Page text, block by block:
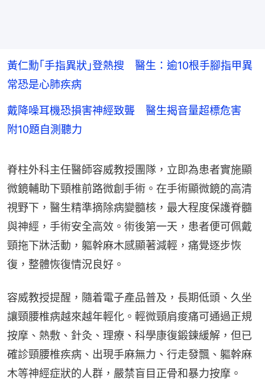
黃仁勳｢手指異狀｣登熱搜 醫生：逾10根手腳指甲異
常恐是心肺疾病
戴降噪耳機恐損害神經致聾 醫生揭音量超標危害
附10題自測聽力
脊柱外科主任醫師容威教授團隊，立即為患者實施顯
微鏡輔助下頸椎前路微創手術。在手術顯微鏡的高清
視野下，醫生精準摘除病變髓核，最大程度保護脊髓
與神經，手術安全高效。術後第一天，患者便可佩戴
頸拖下牀活動，軀幹麻木感顯著減輕，痛覺逐步恢
復，整體恢復情況良好。
容威教授提醒，隨着電子產品普及，長期低頭、久坐
讓頸腰椎病越來越年輕化。輕微頸肩痠痛可通過正規
按摩、熱敷、針灸、理療、科學康復鍛鍊緩解，但已
確診頸腰椎疾病、出現手麻無力、行走發飄、軀幹麻
木等神經症狀的人群，嚴禁盲目正骨和暴力按摩。